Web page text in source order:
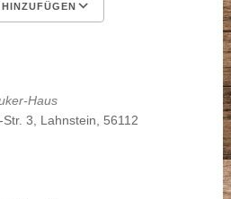
Haus
3, Lahnstein, 56112